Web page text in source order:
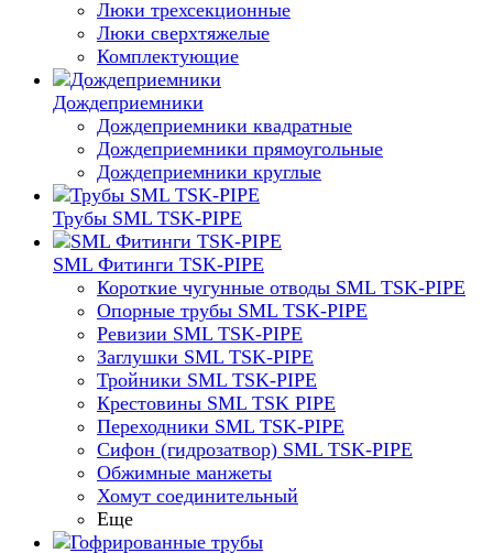
Люки трехсекционные
Люки сверхтяжелые
Комплектующие
Дождеприемники
Дождеприемники квадратные
Дождеприемники прямоугольные
Дождеприемники круглые
Трубы SML TSK-PIPE
SML Фитинги TSK-PIPE
Короткие чугунные отводы SML TSK-PIPE
Опорные трубы SML TSK-PIPE
Ревизии SML TSK-PIPE
Заглушки SML TSK-PIPE
Тройники SML TSK-PIPE
Крестовины SML TSK PIPE
Переходники SML TSK-PIPE
Сифон (гидрозатвор) SML TSK-PIPE
Обжимные манжеты
Хомут соединительный
Еще